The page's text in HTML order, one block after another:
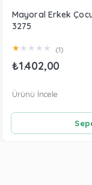
Mayoral Erkek
3275
★★ ★ ★ ★ (1)
₺1.402,00
Ürünü İncele